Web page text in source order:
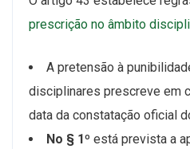
prescrição no âmbito
A pretensão à
disciplinares prescreve em
data da constatação oficial
No § 1º está prevista a